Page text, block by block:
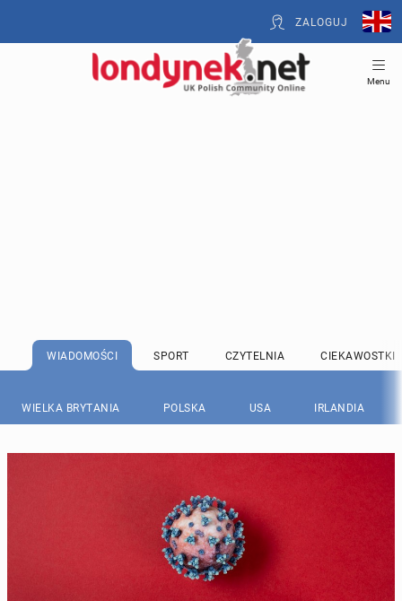
ZALOGUJ
Menu
WIADOMOŚCI SPORT CZYTELNIA CIEKAWOSTKI
WIELKA BRYTANIA POLSKA USA IRLANDIA